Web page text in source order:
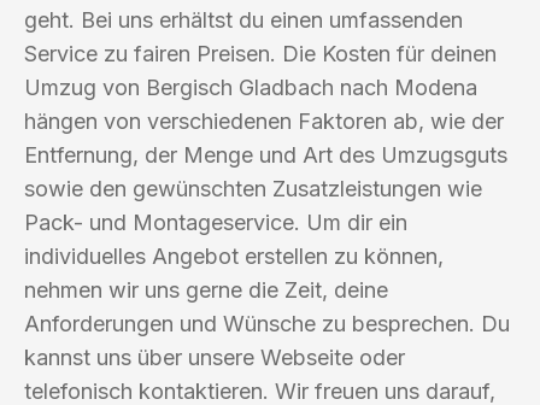
geht. Bei uns erhältst du einen umfassenden
Service zu fairen Preisen. Die Kosten für deinen
Umzug von Bergisch Gladbach nach Modena
hängen von verschiedenen Faktoren ab, wie der
Entfernung, der Menge und Art des Umzugsguts
sowie den gewünschten Zusatzleistungen wie
Pack- und Montageservice. Um dir ein
individuelles Angebot erstellen zu können,
nehmen wir uns gerne die Zeit, deine
Anforderungen und Wünsche zu besprechen. Du
kannst uns über unsere Webseite oder
telefonisch kontaktieren. Wir freuen uns darauf,